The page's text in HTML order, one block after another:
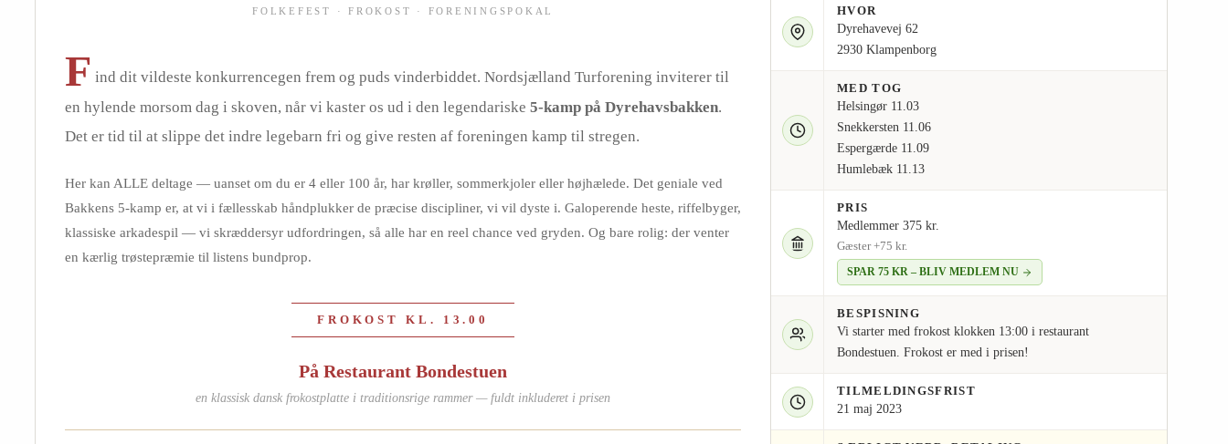
FOLKEFEST · FROKOST · FORENINGSPOKAL
F ind dit vildeste konkurrencegen frem og puds vinderbiddet. Nordsjælland Turforening inviterer til
en hylende morsom dag i skoven, når vi kaster os ud i den legendariske 5-kamp på Dyrehavsbakken.
Det er tid til at slippe det indre legebarn fri og give resten af foreningen kamp til stregen.
Her kan ALLE deltage — uanset om du er 4 eller 100 år, har krøller, sommerkjoler eller højhælede. Det geniale ved
Bakkens 5-kamp er, at vi i fællesskab håndplukker de præcise discipliner, vi vil dyste i. Galoperende heste, riffelbyger,
klassiske arkadespil — vi skræddersyr udfordringen, så alle har en reel chance ved gryden. Og bare rolig: der venter
en kærlig trøstepræmie til listens bundprop.
FROKOST KL. 13.00
På Restaurant Bondestuen
en klassisk dansk frokostplatte i traditionsrige rammer — fuldt inkluderet i prisen
HVOR
Dyrehavevej 62
2930 Klampenborg
MED TOG
Helsingør 11.03
Snekkersten 11.06
Espergærde 11.09
Humlebæk 11.13
PRIS
Medlemmer 375 kr.
Gæster +75 kr.
SPAR 75 KR – BLIV MEDLEM NU
BESPISNING
Vi starter med frokost klokken 13:00 i restaurant
Bondestuen. Frokost er med i prisen!
TILMELDINGSFRIST
21 maj 2023